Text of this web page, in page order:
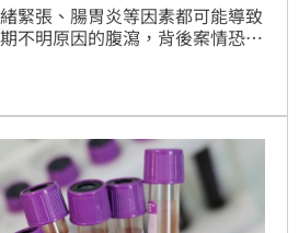
緊張、腸胃炎等因素都可能導致
不明原因的腹瀉，背後案情恐不
愛滋。(記者:陳弋)